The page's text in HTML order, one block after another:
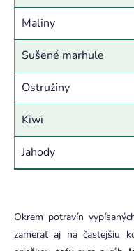
Maliny
Sušené marhule
Ostružiny
Kiwi
Jahody
Okrem potravín
zamerať aj na častejšiu